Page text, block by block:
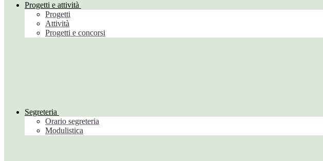
Progetti e attività
Progetti
Attività
Progetti e concorsi
Segreteria
Orario segreteria
Modulistica